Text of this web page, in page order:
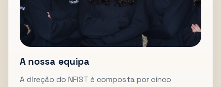
A nossa equipa
A direção do NFIST é composta por cinco